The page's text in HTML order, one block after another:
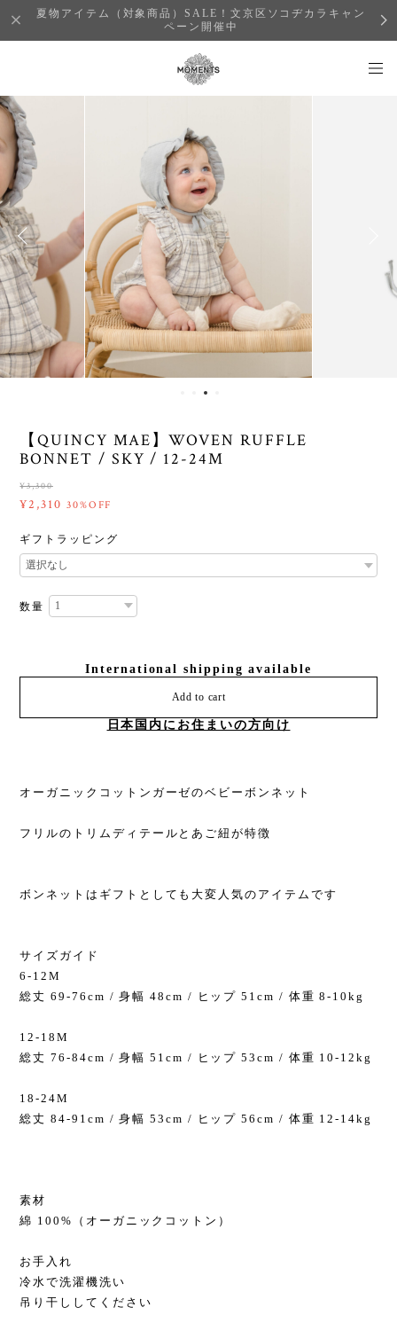
夏物アイテム（対象商品）SALE！文京区ソコヂカラキャン
ペーン開催中
【QUINCY MAE】WOVEN RUFFLE
BONNET / SKY / 12-24M
¥3,300
¥2,310 30%OFF
ギフトラッピング
数量
International shipping available
Add to cart
日本国内にお住まいの方向け
オーガニックコットンガーゼのベビーボンネット
フリルのトリムディテールとあご紐が特徴
ボンネットはギフトとしても大変人気のアイテムです
サイズガイド
6-12M
総丈 69-76cm / 身幅 48cm / ヒップ 51cm / 体重 8-10kg
12-18M
総丈 76-84cm / 身幅 51cm / ヒップ 53cm / 体重 10-12kg
18-24M
総丈 84-91cm / 身幅 53cm / ヒップ 56cm / 体重 12-14kg
素材
綿 100%（オーガニックコットン）
お手入れ
冷水で洗濯機洗い
吊り干ししてください